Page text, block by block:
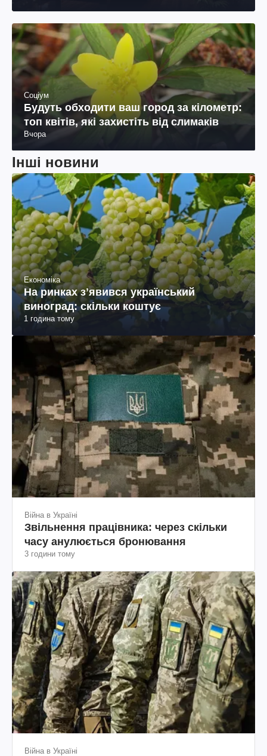
Соціум
Будуть обходити ваш город за кілометр:
топ квітів, які захистіть від слимаків
Вчора
Інші новини
Економіка
На ринках зʼявився український
виноград: скільки коштує
1 година тому
Війна в Україні
Звільнення працівника: через скільки
часу анулюється бронювання
3 години тому
Війна в Україні